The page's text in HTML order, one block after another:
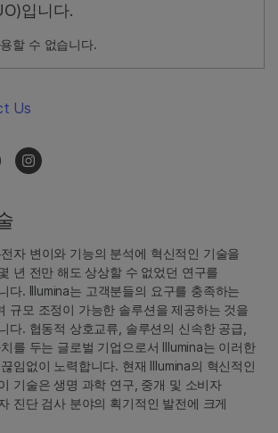
입니다.
할 수 없습니다.
자 변이와 기능의 분석에 혁신적인 기술을
년 전만 해도 상상할 수 없었던 연구를
다. Illumina는 고객분들의 요구를 충족하는
규모 조정이 가능한 솔루션을 제공하는 것을
다. 협동적 상호교류, 솔루션의 신속한 공급,
를 두는 글로벌 기업으로서 Illumina는 이러한
임없이 노력합니다. 현재 Illumina의 혁신적인
기술은 생명 과학 연구, 중개 및 소비자
진단 검사 분야의 획기적인 발전에 크게
Us